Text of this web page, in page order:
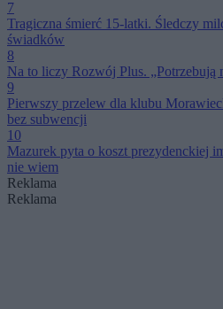
7
Tragiczna śmierć 15-latki. Śledczy
świadków
8
Na to liczy Rozwój Plus. „Potrzebują
9
Pierwszy przelew dla klubu
bez subwencji
10
Mazurek pyta o koszt prezydenckiej
nie wiem
Reklama
Reklama